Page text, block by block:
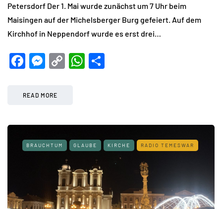
Petersdorf Der 1. Mai wurde zunächst um 7 Uhr beim
Maisingen auf der Michelsberger Burg gefeiert. Auf dem
Kirchhof in Neppendorf wurde es erst drei…
Facebook
Messenger
CopyWhatsApp
READ MORE
BRAUCHTUM GLAUBE KIRCHE RADIO TEMESWAR